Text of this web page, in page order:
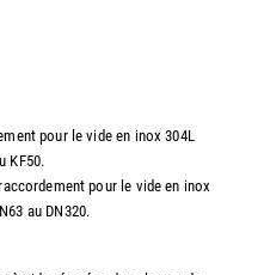
pour le vide en inox 304L
KF50.
pour le vide en inox
au DN320.